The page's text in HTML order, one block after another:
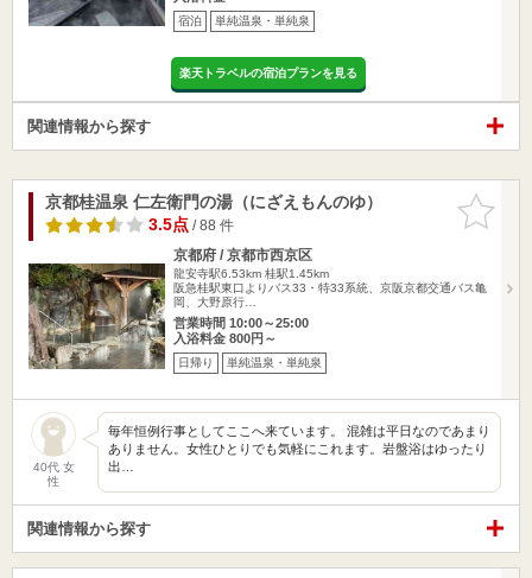
宿泊 単純温泉・単純泉
楽天トラベルの宿泊プランを見る
関連情報から探す
お気に入
りに追加
京都桂温泉 仁左衛門の湯（にざえもんのゆ）
3.5点/ 88 件
京都府 / 京都市西京区
龍安寺駅6.53km 桂駅1.45km
阪急桂駅東口よりバス33・特33系統、京阪京都交通バス亀
岡、大野原行…
営業時間 10:00～25:00
入浴料金 800円～
日帰り 単純温泉・単純泉
40代 女
性
毎年恒例行事としてここへ来ています。 混雑は平日なのであまり
ありません。女性ひとりでも気軽にこれます。岩盤浴はゆったり
出…
関連情報から探す